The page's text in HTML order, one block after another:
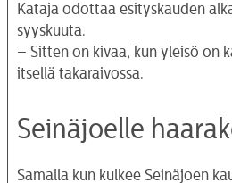
Kataja odottaa esityskauden
syyskuuta.
– Sitten on kivaa, kun yleisö on
itsellä takaraivossa.
Seinäjoelle
Samalla kun kulkee Seinäjoen